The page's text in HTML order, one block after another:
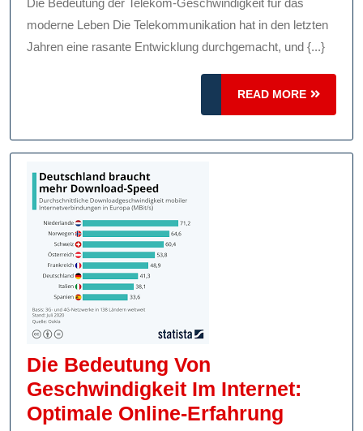
Für
Das
Digitale
Zeitalter
Die Bedeutung der Telekom-Geschwindigkeit für das
moderne Leben Die Telekommunikation hat in den letzten
Jahren eine rasante Entwicklung durchgemacht, und {...}
READ MORE
READ
MORE
Die Bedeutung Von
Geschwindigkeit Im Internet:
Optimale Online-Erfahrung